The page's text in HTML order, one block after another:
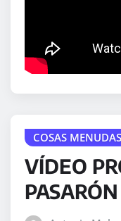
COSAS
VÍDEO
PASARÓN